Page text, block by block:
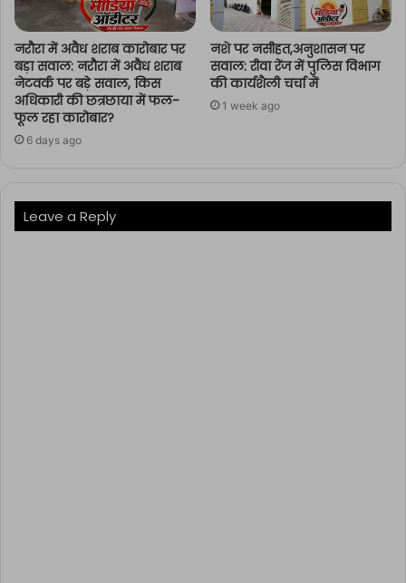
नरौरा में अवैध शराब कारोबार पर
बड़ा सवाल: नरौरा में अवैध शराब
नेटवर्क पर बड़े सवाल, किस
अधिकारी की छत्रछाया में फल-
फूल रहा कारोबार?
6 days ago
नशे पर नसीहत,अनुशासन पर
सवाल: रीवा रेंज में पुलिस विभाग
की कार्यशैली चर्चा में
1 week ago
Leave a Reply